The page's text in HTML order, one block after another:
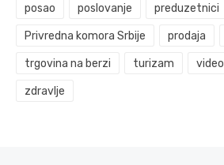
posao poslovanje preduzetnici
Privredna komora Srbije prodaja
trgovina na berzi turizam video
zdravlje